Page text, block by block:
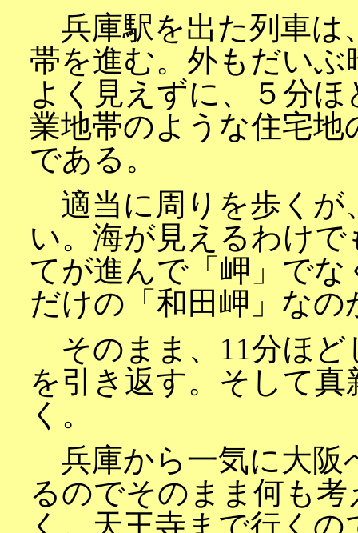
兵庫駅を出た列車は
帯を進む。外もだい
よく見えずに、５分
業地帯のような住宅
である。
適当に周りを歩くが
い。海が見えるわけ
てが進んで「岬」で
だけの「和田岬」な
そのまま、11分ほど
を引き返す。そして
く。
兵庫から一気に大阪
るのでそのまま何も
く。天王寺まで行く